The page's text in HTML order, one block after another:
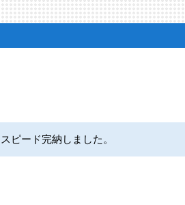
ピード完納しました。